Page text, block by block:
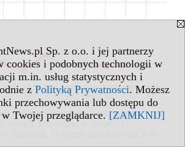
Sp. z o.o. i jej partnerzy
cookies i podobnych technologii w
m.in. usług statystycznych i
z Polityką Prywatności. Możesz
przechowywania lub dostępu do
Twojej przeglądarce. [ZAMKNIJ]
abs.
16
abs.
17
abs.
18
abs.
19
abs.
20
abs.
21
abs.
22
abs.
23
miesięcy pomiędzy miesiącem
miesiącem podjęcia pierwszej